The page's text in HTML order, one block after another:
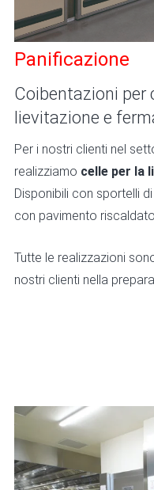
Panificazione
Coibentazioni per
lievitazione e
Per i nostri clienti nel
realizziamo celle per la
Disponibili con sportelli
con pavimento
Tutte le realizzazioni
nostri clienti nella